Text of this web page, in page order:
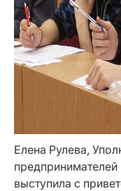
Елена Рулева,
выступила с